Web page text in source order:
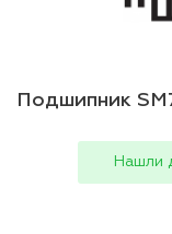
Подшипник
Нашли